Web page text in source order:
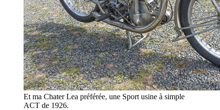
Et ma Chater Lea préférée, une Sport usine à simple
ACT de 1926.